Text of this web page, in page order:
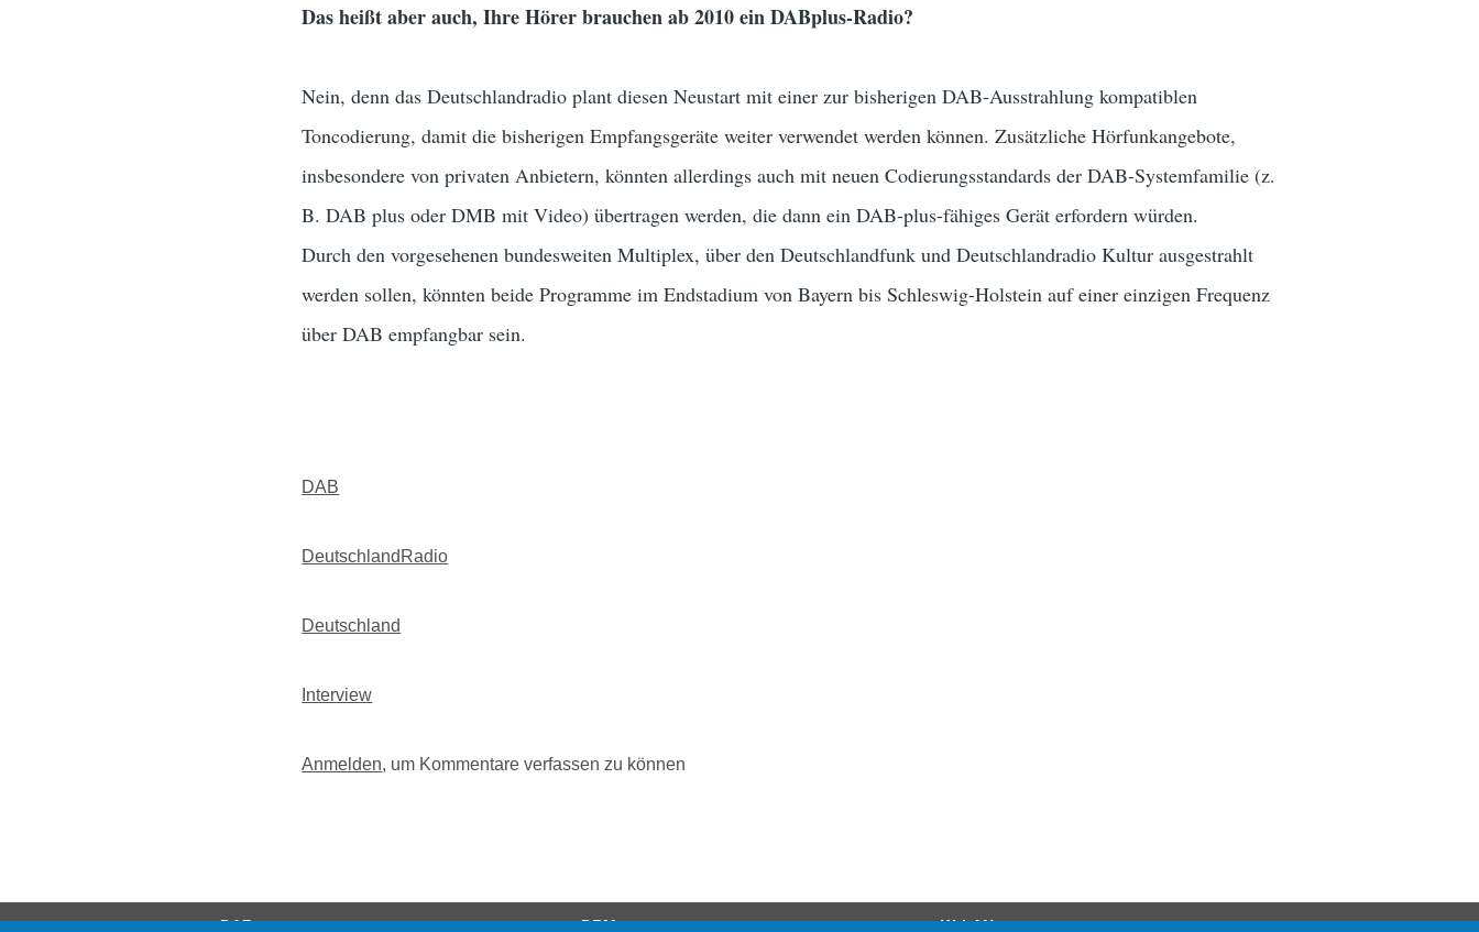
Das heißt aber auch, Ihre Hörer brauchen ab 2010 ein DABplus-Radio?
Nein, denn das Deutschlandradio plant diesen Neustart mit einer zur bisherigen DAB-Ausstrahlung kompatiblen
Toncodierung, damit die bisherigen Empfangsgeräte weiter verwendet werden können. Zusätzliche Hörfunkangebote,
insbesondere von privaten Anbietern, könnten allerdings auch mit neuen Codierungsstandards der DAB-Systemfamilie (z.
B. DAB plus oder DMB mit Video) übertragen werden, die dann ein DAB-plus-fähiges Gerät erfordern würden.
Durch den vorgesehenen bundesweiten Multiplex, über den Deutschlandfunk und Deutschlandradio Kultur ausgestrahlt
werden sollen, könnten beide Programme im Endstadium von Bayern bis Schleswig-Holstein auf einer einzigen Frequenz
über DAB empfangbar sein.
DAB
DeutschlandRadio
Deutschland
Interview
Anmelden, um Kommentare verfassen zu können
DAB DRM W-LAN